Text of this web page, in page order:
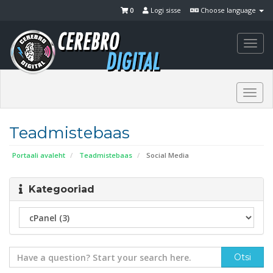
Choose language
Logi sisse
0
Teadmistebaas
Portaali avaleht Teadmistebaas Social Media
Kategooriad